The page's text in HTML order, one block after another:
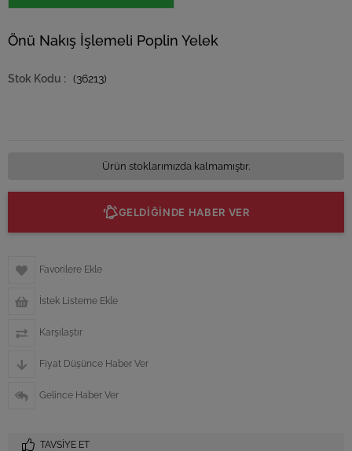
Önü Nakış İşlemeli Poplin Yelek
(36213)
Ürün stoklarımızda kalmamıştır.
GELDİĞİNDE HABER VER
Favorilere Ekle
İstek Listeme Ekle
Karşılaştır
Fiyat Düşünce Haber Ver
Gelince Haber Ver
TAVSIYE ET